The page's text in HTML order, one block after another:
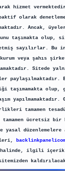
hizmet
olarak denetleme
Ancak,
taşımakta olup,
etmiş sayılırlar. Bu
kurum veya şahıs
Sitede
paylaşılmaktadır.
olup,
yapılmamaktadır.
tamamen
tamamen ücretsiz
yasal düzenlemelere
halinde, ilgili